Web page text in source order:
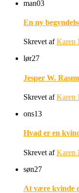
man03
En ny
Skrevet afKaren
lør27
Jesper W.
Skrevet afKaren
ons13
Hvad er en
Skrevet afKaren
søn27
At være kvinde